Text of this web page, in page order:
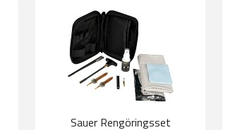
Sauer Rengöringsset